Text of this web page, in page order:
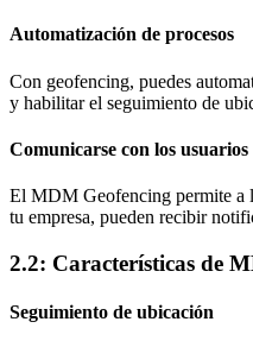
Automatización de procesos
Con geofencing, puedes
y habilitar el seguimiento de
Comunicarse con los usuarios
El MDM Geofencing permite a
tu empresa, pueden recibir
2.2: Características de
Seguimiento de ubicación